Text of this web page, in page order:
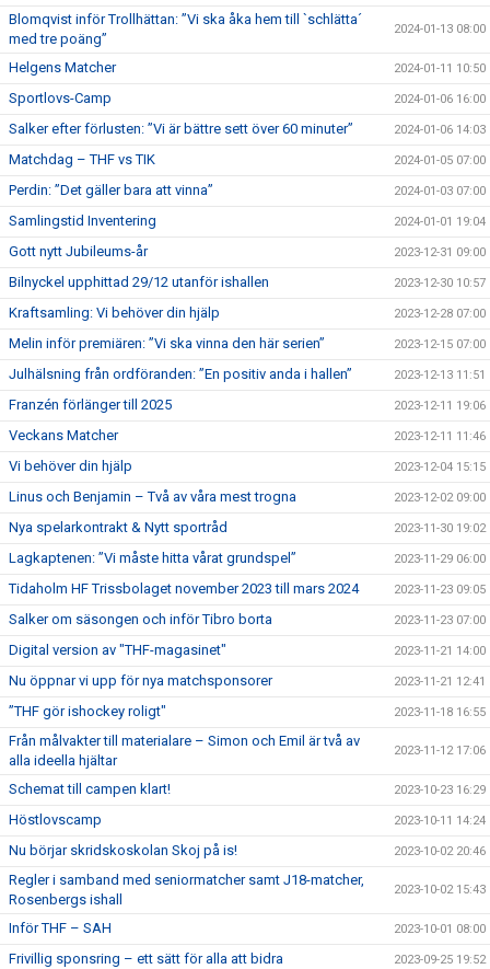
Blomqvist inför Trollhättan: ”Vi ska åka hem till `schlätta´
med tre poäng”
2024-01-13 08:00
Helgens Matcher 2024-01-11 10:50
Sportlovs-Camp 2024-01-06 16:00
Salker efter förlusten: ”Vi är bättre sett över 60 minuter” 2024-01-06 14:03
Matchdag – THF vs TIK 2024-01-05 07:00
Perdin: ”Det gäller bara att vinna” 2024-01-03 07:00
Samlingstid Inventering 2024-01-01 19:04
Gott nytt Jubileums-år 2023-12-31 09:00
Bilnyckel upphittad 29/12 utanför ishallen 2023-12-30 10:57
Kraftsamling: Vi behöver din hjälp 2023-12-28 07:00
Melin inför premiären: ”Vi ska vinna den här serien” 2023-12-15 07:00
Julhälsning från ordföranden: ”En positiv anda i hallen” 2023-12-13 11:51
Franzén förlänger till 2025 2023-12-11 19:06
Veckans Matcher 2023-12-11 11:46
Vi behöver din hjälp 2023-12-04 15:15
Linus och Benjamin – Två av våra mest trogna 2023-12-02 09:00
Nya spelarkontrakt & Nytt sportråd 2023-11-30 19:02
Lagkaptenen: ”Vi måste hitta vårat grundspel” 2023-11-29 06:00
Tidaholm HF Trissbolaget november 2023 till mars 2024 2023-11-23 09:05
Salker om säsongen och inför Tibro borta 2023-11-23 07:00
Digital version av "THF-magasinet" 2023-11-21 14:00
Nu öppnar vi upp för nya matchsponsorer 2023-11-21 12:41
”THF gör ishockey roligt" 2023-11-18 16:55
Från målvakter till materialare – Simon och Emil är två av
alla ideella hjältar
2023-11-12 17:06
Schemat till campen klart! 2023-10-23 16:29
Höstlovscamp 2023-10-11 14:24
Nu börjar skridskoskolan Skoj på is! 2023-10-02 20:46
Regler i samband med seniormatcher samt J18-matcher,
Rosenbergs ishall
2023-10-02 15:43
Inför THF – SAH 2023-10-01 08:00
Frivillig sponsring – ett sätt för alla att bidra 2023-09-25 19:52